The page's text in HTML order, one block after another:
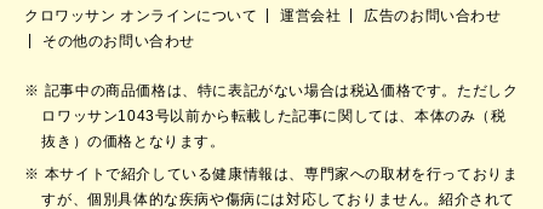
クロワッサン オンラインについて 運営会社
広告のお問い合わせ
その他のお問い合わせ
記事中の商品価格は、特に表記がない場合は税込価格です。ただしク
ロワッサン1043号以前から転載した記事に関しては、本体のみ（税
抜き）の価格となります。
本サイトで紹介している健康情報は、専門家への取材を行っておりま
すが、個別具体的な疾病や傷病には対応しておりません。紹介されて